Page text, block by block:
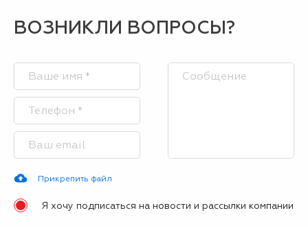
ВОЗНИКЛИ ВОПРОСЫ?
Прикрепить файл
Я хочу подписаться на новости и рассылки компании